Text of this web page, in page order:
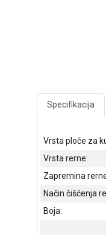
Specifikacija
Vrsta ploče za
Vrsta rerne:
Zapremina
Način čišćenja
Boja: